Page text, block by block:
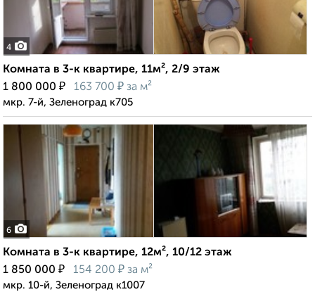
4
Комната в 3-к квартире, 11м², 2/9 этаж
1 800 000 ₽ 163 700 ₽ за м²
мкр. 7-й, Зеленоград к705
6
Комната в 3-к квартире, 12м², 10/12 этаж
1 850 000 ₽ 154 200 ₽ за м²
мкр. 10-й, Зеленоград к1007